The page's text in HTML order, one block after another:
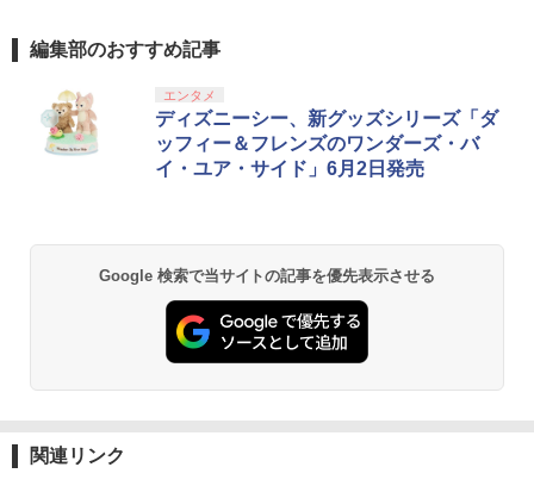
編集部のおすすめ記事
エンタメ
ディズニーシー、新グッズシリーズ「ダ
ッフィー＆フレンズのワンダーズ・バ
イ・ユア・サイド」6月2日発売
Google 検索で当サイトの記事を優先表示させる
関連リンク